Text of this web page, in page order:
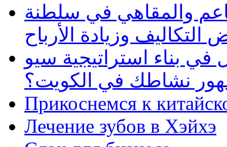
والمقاهي في سلطنة
وزيادة الأرباح
بناء استراتيجية سيو
نشاطك في الكويت؟
Прикоснемся к
Лечение зубов в Хэйхэ